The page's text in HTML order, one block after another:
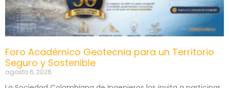
Foro Académico Geotecnia para un Territorio
Seguro y Sostenible
agosto 6, 2026